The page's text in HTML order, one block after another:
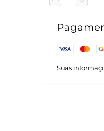
Suas